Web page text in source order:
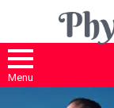
Menu